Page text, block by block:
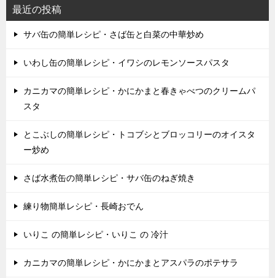
最近の投稿
サバ缶の簡単レシピ・さば缶と白菜の中華炒め
いわし缶の簡単レシピ・イワシのレモンソースパスタ
カニカマの簡単レシピ・かにかまと春きゃべつのクリームパ
スタ
とこぶしの簡単レシピ・トコブシとブロッコリーのオイスタ
ー炒め
さば水煮缶の簡単レシピ・サバ缶のねぎ焼き
練り物簡単レシピ・長崎おでん
いりこ の簡単レシピ・いりこ の 冷汁
カニカマの簡単レシピ・かにかまとアスパラのポテサラ